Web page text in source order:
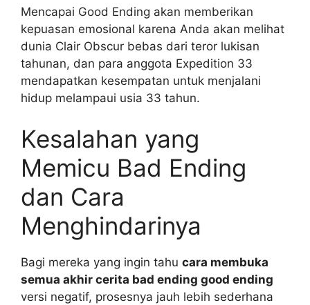
Mencapai Good Ending akan memberikan
kepuasan emosional karena Anda akan melihat
dunia Clair Obscur bebas dari teror lukisan
tahunan, dan para anggota Expedition 33
mendapatkan kesempatan untuk menjalani
hidup melampaui usia 33 tahun.
Kesalahan yang
Memicu Bad Ending
dan Cara
Menghindarinya
Bagi mereka yang ingin tahu cara membuka
semua akhir cerita bad ending good ending
versi negatif, prosesnya jauh lebih sederhana